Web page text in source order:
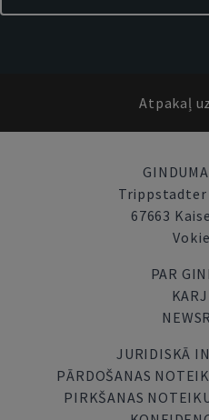
Atpakaļ
Trippstadter
67663
PAR
JURIDISKĀ
PĀRDOŠANAS
PIRKŠANAS